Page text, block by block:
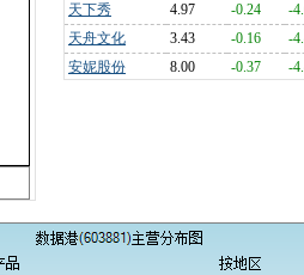
天下秀
4.97 -0.24
-
天舟文化
3.43 -0.16
-
安妮股份
8.00 -0.37 -